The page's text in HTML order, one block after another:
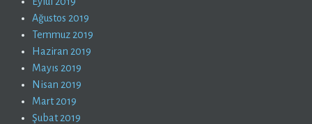
Ağustos 2019
Temmuz 2019
Haziran 2019
Mayıs 2019
Nisan 2019
Mart 2019
Şubat 2019